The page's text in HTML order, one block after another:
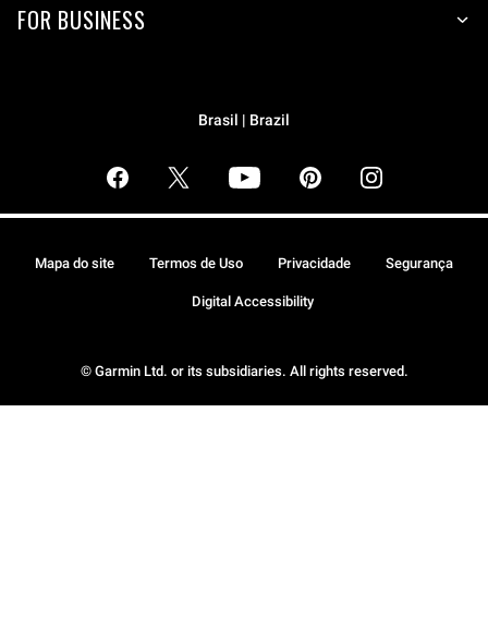
FOR BUSINESS
Brasil | Brazil
© Garmin Ltd. or its subsidiaries. All rights reserved.
Mapa do site Termos de Uso Privacidade Segurança
Digital Accessibility